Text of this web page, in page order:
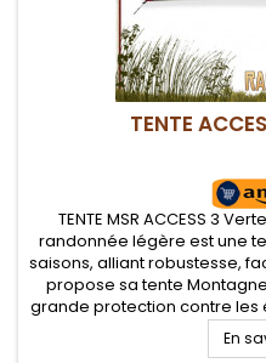
TENTE
TENTE MSR ACCESS 3
randonnée légère est une
saisons, alliant robustesse,
propose sa tente Montagne
grande protection contre les
simple et robuste avec
En